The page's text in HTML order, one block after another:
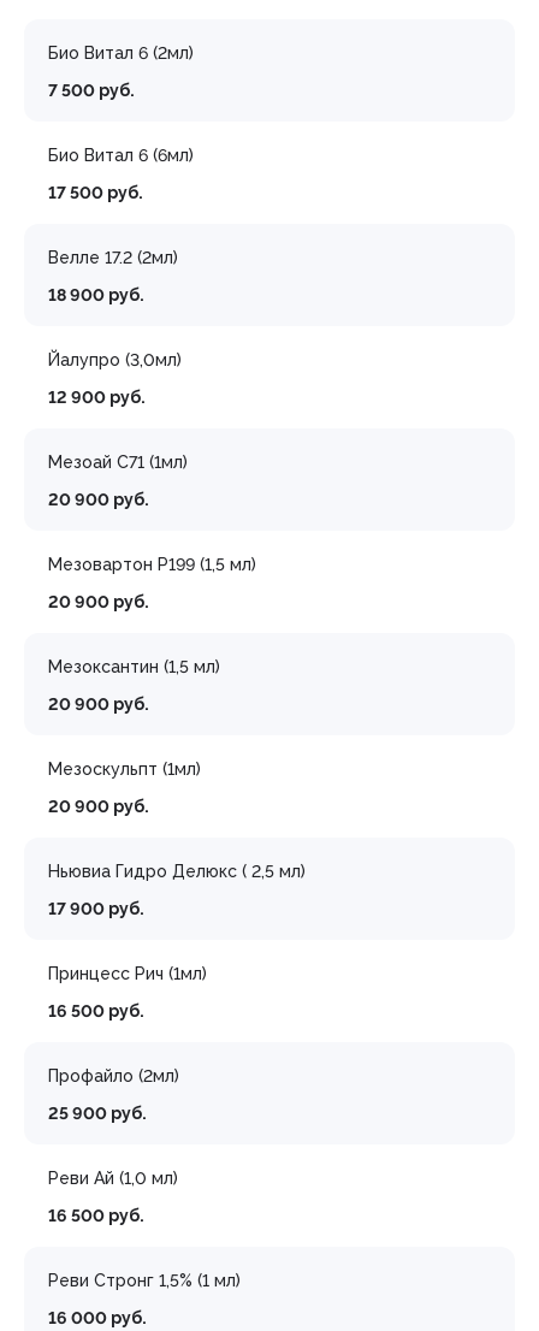
Био Витал 6 (2мл)
7 500 руб.
Био Витал 6 (6мл)
17 500 руб.
Велле 17.2 (2мл)
18 900 руб.
Йалупро (3,0мл)
12 900 руб.
Мезоай С71 (1мл)
20 900 руб.
Мезовартон Р199 (1,5 мл)
20 900 руб.
Мезоксантин (1,5 мл)
20 900 руб.
Мезоскульпт (1мл)
20 900 руб.
Ньювиа Гидро Делюкс ( 2,5 мл)
17 900 руб.
Принцесс Рич (1мл)
16 500 руб.
Профайло (2мл)
25 900 руб.
Реви Ай (1,0 мл)
16 500 руб.
Реви Стронг 1,5% (1 мл)
16 000 руб.